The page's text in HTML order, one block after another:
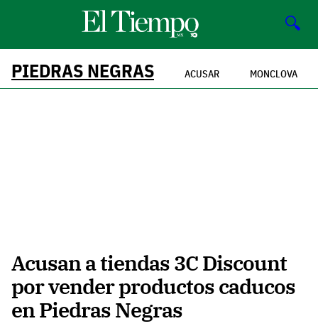
🔍
PIEDRAS NEGRAS ACUSAR MONCLOVA
Acusan a tiendas 3C Discount
por vender productos caducos
en Piedras Negras